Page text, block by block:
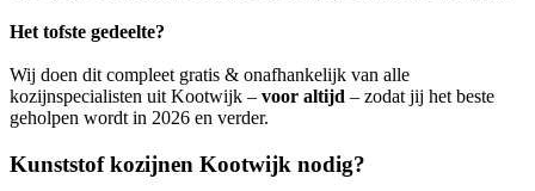
Het tofste gedeelte?
Wij doen dit compleet gratis & onafhankelijk van alle
kozijnspecialisten uit Kootwijk – voor altijd – zodat jij het beste
geholpen wordt in 2026 en verder.
Kunststof kozijnen Kootwijk nodig?